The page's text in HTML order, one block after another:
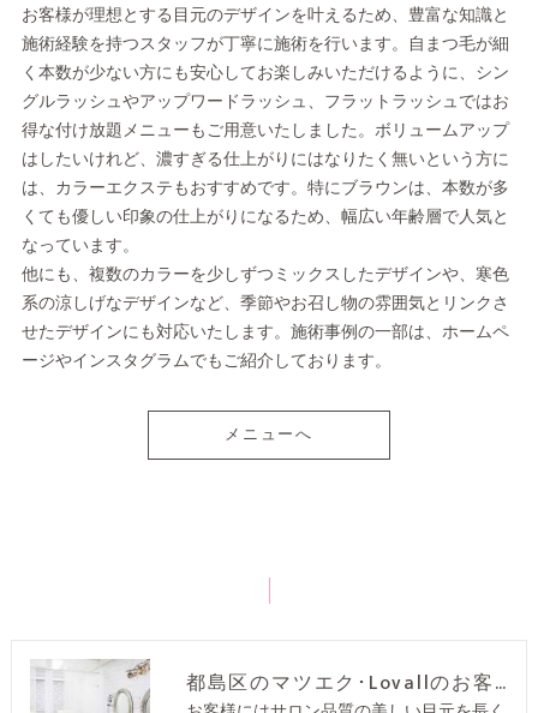
お客様が理想とする目元のデザインを叶えるため、豊富な知識と
施術経験を持つスタッフが丁寧に施術を行います。自まつ毛が細
く本数が少ない方にも安心してお楽しみいただけるように、シン
グルラッシュやアップワードラッシュ、フラットラッシュではお
得な付け放題メニューもご用意いたしました。ボリュームアップ
はしたいけれど、濃すぎる仕上がりにはなりたく無いという方に
は、カラーエクステもおすすめです。特にブラウンは、本数が多
くても優しい印象の仕上がりになるため、幅広い年齢層で人気と
なっています。
他にも、複数のカラーを少しずつミックスしたデザインや、寒色
系の涼しげなデザインなど、季節やお召し物の雰囲気とリンクさ
せたデザインにも対応いたします。施術事例の一部は、ホームペ
ージやインスタグラムでもご紹介しております。
メニューへ
都島区のマツエク･Lovallのお客様の声